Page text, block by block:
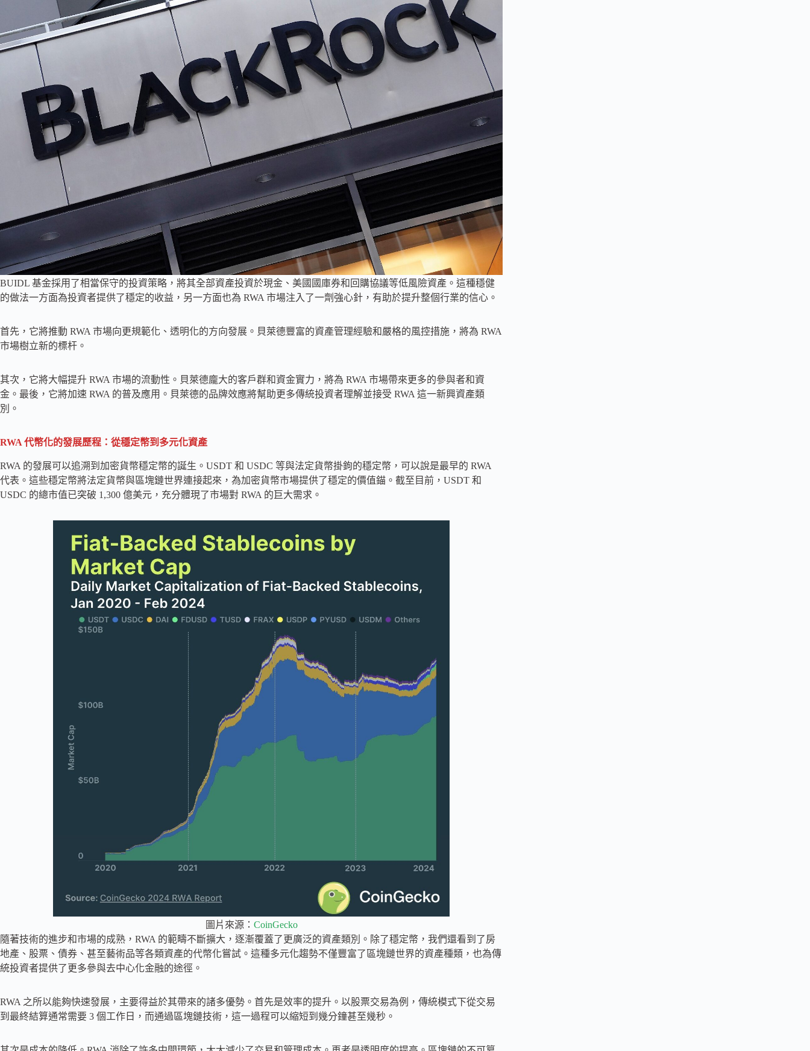
BUIDL 基金採用了相當保守的投資策略，將其全部資產投資於現金、美國國庫券和回購協議等低風險資產。這種穩健
的做法一方面為投資者提供了穩定的收益，另一方面也為 RWA 市場注入了一劑強心針，有助於提升整個行業的信心。
首先，它將推動 RWA 市場向更規範化、透明化的方向發展。貝萊德豐富的資產管理經驗和嚴格的風控措施，將為 RWA
市場樹立新的標杆。
其次，它將大幅提升 RWA 市場的流動性。貝萊德龐大的客戶群和資金實力，將為 RWA 市場帶來更多的參與者和資
金。最後，它將加速 RWA 的普及應用。貝萊德的品牌效應將幫助更多傳統投資者理解並接受 RWA 這一新興資產類
別。
RWA 代幣化的發展歷程：從穩定幣到多元化資產
RWA 的發展可以追溯到加密貨幣穩定幣的誕生。USDT 和 USDC 等與法定貨幣掛鉤的穩定幣，可以說是最早的 RWA
代表。這些穩定幣將法定貨幣與區塊鏈世界連接起來，為加密貨幣市場提供了穩定的價值錨。截至目前，USDT 和
USDC 的總市值已突破 1,300 億美元，充分體現了市場對 RWA 的巨大需求。
圖片來源： CoinGecko
隨著技術的進步和市場的成熟，RWA 的範疇不斷擴大，逐漸覆蓋了更廣泛的資產類別。除了穩定幣，我們還看到了房
地產、股票、債券、甚至藝術品等各類資產的代幣化嘗試。這種多元化趨勢不僅豐富了區塊鏈世界的資產種類，也為傳
統投資者提供了更多參與去中心化金融的途徑。
RWA 之所以能夠快速發展，主要得益於其帶來的諸多優勢。首先是效率的提升。以股票交易為例，傳統模式下從交易
到最終結算通常需要 3 個工作日，而通過區塊鏈技術，這一過程可以縮短到幾分鐘甚至幾秒。